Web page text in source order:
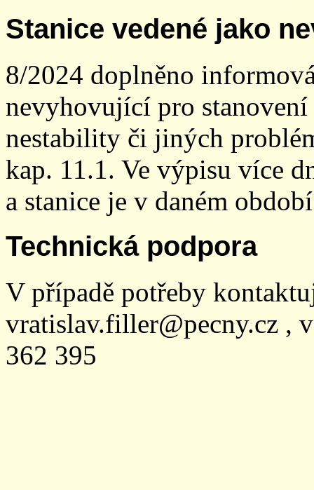
Stanice vedené jako
8/2024 doplněno
nevyhovující pro
nestability či jiných
kap. 11.1. Ve výpisu více
a stanice je v daném
Technická podpora
V případě potřeby
vratislav.filler@pecny.cz ,
362 395